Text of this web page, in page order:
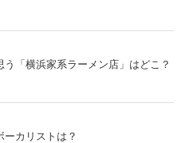
「横浜家系ラーメン店」はどこ？
ーカリストは？